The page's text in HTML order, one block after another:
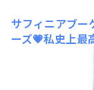
サフィニアブー
ーズ‪💗私史上最高のまん丸です!!しかもピンチ1回だけと
いうとこがス
く育ってきて
これはめちゃ